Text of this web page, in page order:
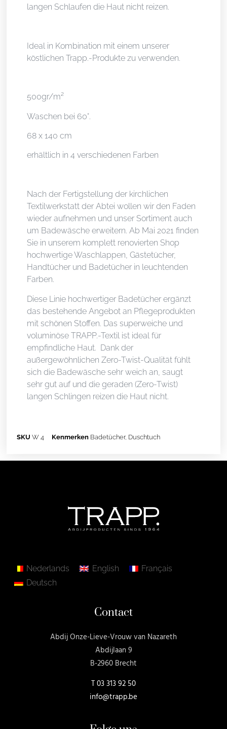
langen Schlaufen die Haut nicht reizen.
Ideal in Kombination mit einem unserer
köstlichen Trapp.-Produkte zu verwenden.
500gr/m²
Waschen bei 60°.
68 x 140 cm
erhältlich in 4 verschiedenen Farben
Nach der Fertigstellung der kirchlichen
Textilwerkstatt der Abtei wollen wir den Faden
wieder aufnehmen und unser Sortiment auch
um Badewäsche erweitern. Ab Mai 2021 finden
Sie in unserem komplett renovierten Shop
hochwertige Waschlappen, Gästetücher,
Handtücher und Badetücher in leuchtenden
Farben.
Diese Linie hochwertiger Badetücher ergänzt
das bestehende Angebot an Pflegeprodukten
mit schönen Stoffen. Das superweiche und
voluminöse TRAPP.-Textil ist ideal für
empfindliche Haut. Dank der
außergewöhnlichen Zero-Twist-Qualität fühlt
sich die Badewäsche sehr weich an, saugt
sehr gut auf und die geraden (Zero-Twist)
langen Schlingen reizen die Haut nicht.
SKUW 4 Kenmerken Badetücher, Duschtuch
Nederlands English
Français
Deutsch
Contact
Abdij Onze-Lieve-Vrouw van Nazareth
Abdijlaan 9
B-2960 Brecht
T03 313 92 50
info@trapp.be